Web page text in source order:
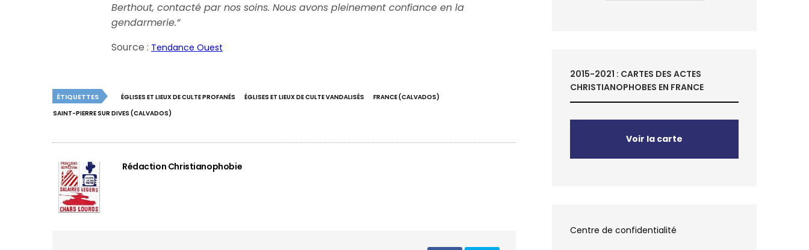
Berthout, contacté par nos soins.Nous avons pleinement confiance en la
gendarmerie.”
Source : Tendance Ouest
ÉTIQUETTES ÉGLISES ET LIEUX DE CULTE PROFANÉS ÉGLISES ET LIEUX DE CULTE VANDALISÉS
FRANCE (CALVADOS)
SAINT-PIERRE SUR DIVES (CALVADOS)
Rédaction Christianophobie
2015-2021 : CARTES DES ACTES
CHRISTIANOPHOBES EN FRANCE
Voir la carte
Centre de confidentialité